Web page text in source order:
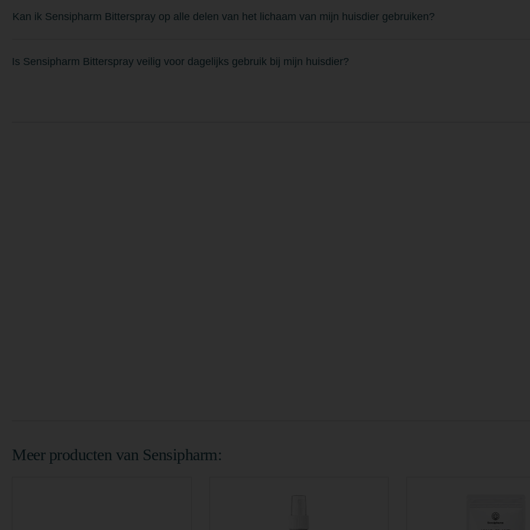
Kan ik Sensipharm Bitterspray op alle delen van het lichaam van mijn huisdier gebruiken?
Is Sensipharm Bitterspray veilig voor dagelijks gebruik bij mijn huisdier?
Meer producten van Sensipharm: